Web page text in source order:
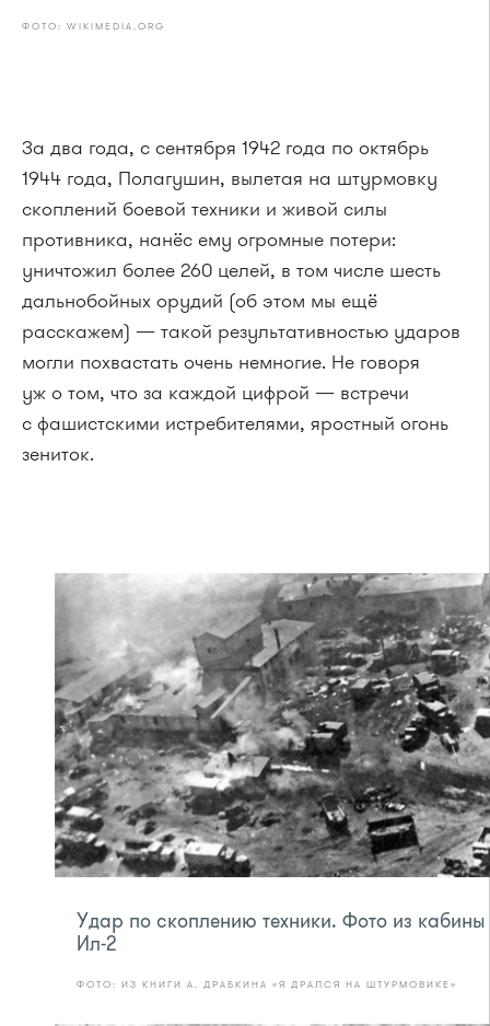
ФОТО: WIKIMEDIA.ORG
За два года, с сентября 1942 года по октябрь
1944 года, Полагушин, вылетая на штурмовку
скоплений боевой техники и живой силы
противника, нанёс ему огромные потери:
уничтожил более 260 целей, в том числе шесть
дальнобойных орудий (об этом мы ещё
расскажем) — такой результативностью ударов
могли похвастать очень немногие. Не говоря
уж о том, что за каждой цифрой — встречи
с фашистскими истребителями, яростный огонь
зениток.
Удар по скоплению техники. Фото из кабины
Ил-2
ФОТО: ИЗ КНИГИ А. ДРАБКИНА «Я ДРАЛСЯ НА ШТУРМОВИКЕ»